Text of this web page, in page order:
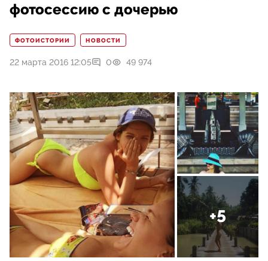
фотосессию с дочерью
ФОТОИСТОРИИ НОВОСТИ
22 марта 2016 12:05 0 49 974
+5